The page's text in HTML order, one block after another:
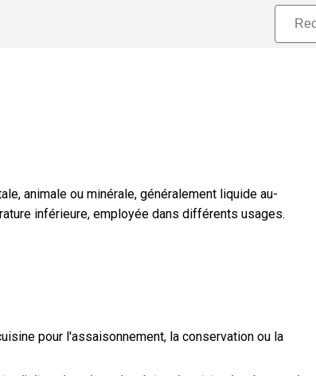
animale ou minérale, généralement liquide au-
inférieure, employée dans différents usages.
pour l'assaisonnement, la conservation ou la